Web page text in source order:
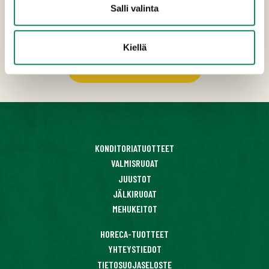
Salli valinta
Kiellä
toimintatapojemme ansiosta voimme muokata
tuotteitamme ja pakkauksiamme myös HoReCa- ja
suurkeittiö-asiakkaiden toiveiden mukaisesti.
Lataa tuotekuvasto
KONDITORIATUOTTEET
VALMISRUOAT
JUUSTOT
JÄLKIRUOAT
MEHUKEITOT
HORECA-TUOTTEET
YHTEYSTIEDOT
TIETOSUOJASELOSTE